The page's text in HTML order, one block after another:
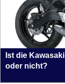
Ist die
oder nicht?